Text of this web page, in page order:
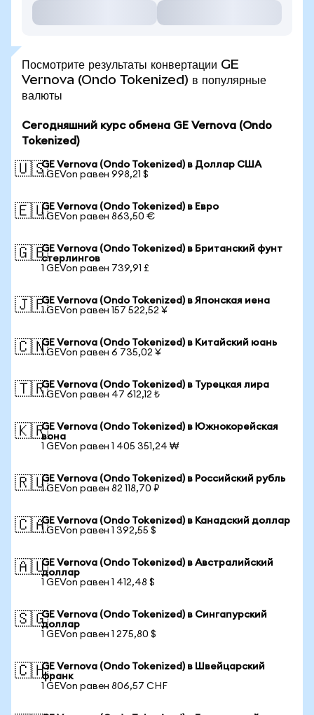
Посмотрите результаты конвертации GE
Vernova (Ondo Tokenized) в популярные
валюты
Сегодняшний курс обмена GE Vernova (Ondo
Tokenized)
🇺🇸GE Vernova (Ondo Tokenized) в Доллар США
1 GEVon равен 998,21 $
🇪🇺GE Vernova (Ondo Tokenized) в Евро
1 GEVon равен 863,50 €
🇬🇧GE Vernova (Ondo Tokenized) в Британский фунт
стерлингов
1 GEVon равен 739,91 £
🇯🇵GE Vernova (Ondo Tokenized) в Японская иена
1 GEVon равен 157 522,52 ¥
🇨🇳GE Vernova (Ondo Tokenized) в Китайский юань
1 GEVon равен 6 735,02 ¥
🇹🇷GE Vernova (Ondo Tokenized) в Турецкая лира
1 GEVon равен 47 612,12 ₺
🇰🇷GE Vernova (Ondo Tokenized) в Южнокорейская
вона
1 GEVon равен 1 405 351,24 ₩
🇷🇺GE Vernova (Ondo Tokenized) в Российский рубль
1 GEVon равен 82 118,70 ₽
🇨🇦GE Vernova (Ondo Tokenized) в Канадский доллар
1 GEVon равен 1 392,55 $
🇦🇺GE Vernova (Ondo Tokenized) в Австралийский
доллар
1 GEVon равен 1 412,48 $
🇸🇬GE Vernova (Ondo Tokenized) в Сингапурский
доллар
1 GEVon равен 1 275,80 $
🇨🇭GE Vernova (Ondo Tokenized) в Швейцарский
франк
1 GEVon равен 806,57 CHF